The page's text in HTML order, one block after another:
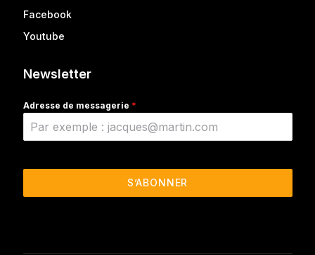
Facebook
Youtube
Newsletter
Adresse de messagerie *
S’ABONNER